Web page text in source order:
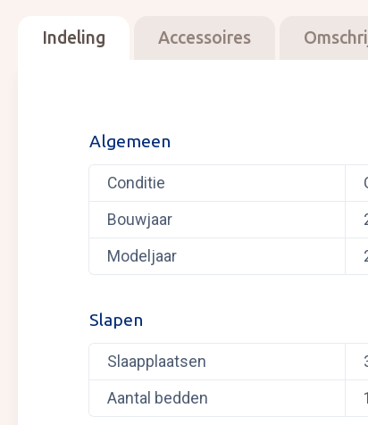
Indeling Accessoires
Algemeen
Conditie
Bouwjaar
Modeljaar
Slapen
Slaapplaatsen
Aantal bedden 1